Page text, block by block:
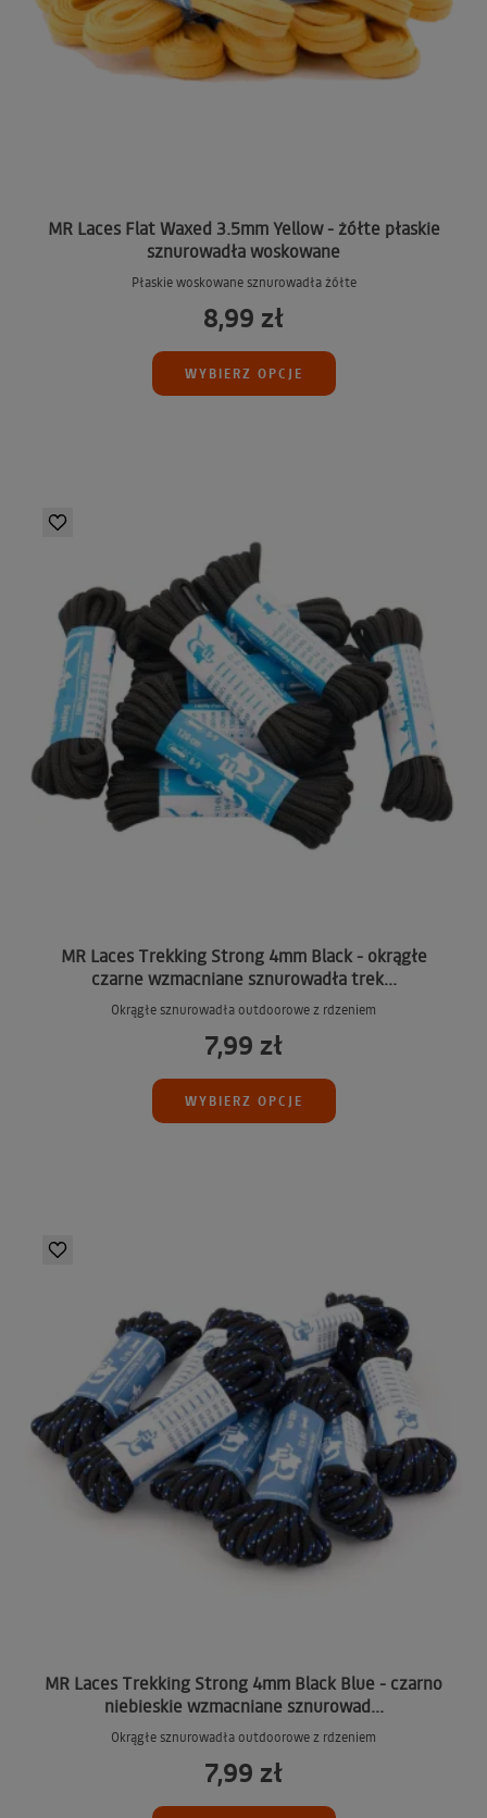
MR Laces Flat Waxed 3.5mm Yellow - żółte płaskie
sznurowadła woskowane
Płaskie woskowane sznurowadła żółte
8,99 zł
WYBIERZ OPCJE
MR Laces Trekking Strong 4mm Black - okrągłe
czarne wzmacniane sznurowadła trek...
Okrągłe sznurowadła outdoorowe z rdzeniem
7,99 zł
WYBIERZ OPCJE
MR Laces Trekking Strong 4mm Black Blue - czarno
niebieskie wzmacniane sznurowad...
Okrągłe sznurowadła outdoorowe z rdzeniem
7,99 zł